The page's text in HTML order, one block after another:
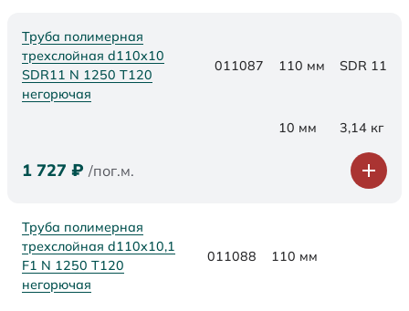
Труба полимерная
трехслойная d110x10
SDR11 N 1250 Т120
негорючая
011087 110 мм SDR 11
10 мм 3,14 кг
1 727 ₽ /пог.м.
Труба полимерная
трехслойная d110x10,1
F1 N 1250 Т120
негорючая
011088 110 мм